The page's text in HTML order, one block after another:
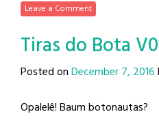
Leave a Comment
Tiras do Bota
Posted onDecember 7, 2016
Opalelê! Baum botonautas?